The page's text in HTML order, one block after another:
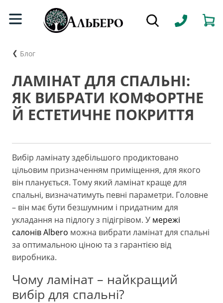
Блог
ЛАМІНАТ ДЛЯ СПАЛЬНІ:
ЯК ВИБРАТИ КОМФОРТНЕ
Й ЕСТЕТИЧНЕ ПОКРИТТЯ
Вибір ламінату здебільшого продиктовано
цільовим призначенням приміщення, для якого
він планується. Тому який ламінат краще для
спальні, визначатимуть певні параметри. Головне
– він має бути безшумним і придатним для
укладання на підлогу з підігрівом. У мережі
салонів Albero можна вибрати ламінат для спальні
за оптимальною ціною та з гарантією від
виробника.
Чому ламінат – найкращий
вибір для спальні?